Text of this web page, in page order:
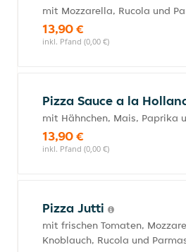
mit Mozzarella, Rucola und
13,90 €
inkl. Pfand (0,00 €)
Pizza Sauce a la
mit Hähnchen, Mais, Paprika
13,90 €
inkl. Pfand (0,00 €)
Pizza Jutti
mit frischen Tomaten,
Knoblauch, Rucola und